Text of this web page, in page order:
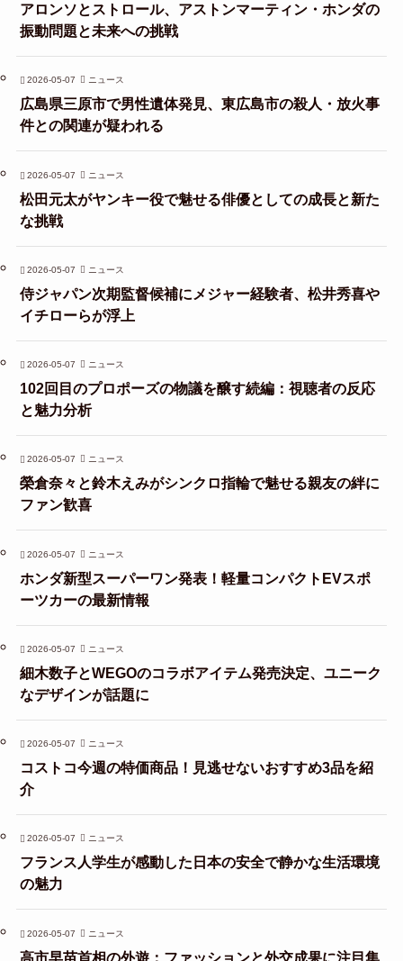
アロンソとストロール、アストンマーティン・ホンダの
振動問題と未来への挑戦
2026-05-07 ニュース
広島県三原市で男性遺体発見、東広島市の殺人・放火事
件との関連が疑われる
2026-05-07 ニュース
松田元太がヤンキー役で魅せる俳優としての成長と新た
な挑戦
2026-05-07 ニュース
侍ジャパン次期監督候補にメジャー経験者、松井秀喜や
イチローらが浮上
2026-05-07 ニュース
102回目のプロポーズの物議を醸す続編：視聴者の反応
と魅力分析
2026-05-07 ニュース
榮倉奈々と鈴木えみがシンクロ指輪で魅せる親友の絆に
ファン歓喜
2026-05-07 ニュース
ホンダ新型スーパーワン発表！軽量コンパクトEVスポ
ーツカーの最新情報
2026-05-07 ニュース
細木数子とWEGOのコラボアイテム発売決定、ユニーク
なデザインが話題に
2026-05-07 ニュース
コストコ今週の特価商品！見逃せないおすすめ3品を紹
介
2026-05-07 ニュース
フランス人学生が感動した日本の安全で静かな生活環境
の魅力
2026-05-07 ニュース
高市早苗首相の外遊：ファッションと外交成果に注目集